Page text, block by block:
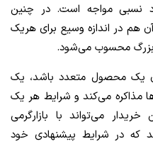
نسبی مواجه است. در چنین
هم در اندازه وسیع برای هریک
بزرگ محسوب می‌شود.
یک محصول متعدد باشد، یک
مذاکره می‌کند و شرایط هر یک
می‌تواند با بازارگرمی
که در شرایط پیشنهادی خود